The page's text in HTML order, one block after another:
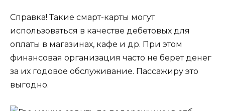
Справка! Такие смарт-карты могут
использоваться в качестве дебетовых для
оплаты в магазинах, кафе и др. При этом
финансовая организация часто не берет денег
за их годовое обслуживание. Пассажиру это
выгодно.